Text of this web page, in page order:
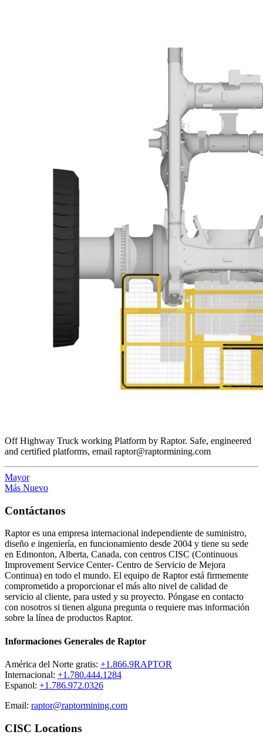
Off Highway Truck working Platform by Raptor. Safe, engineered
and certified platforms, email raptor@raptormining.com
Mayor
Más Nuevo
Contáctanos
Raptor es una empresa internacional independiente de suministro,
diseño e ingeniería, en funcionamiento desde 2004 y tiene su sede
en Edmonton, Alberta, Canada, con centros CISC (Continuous
Improvement Service Center- Centro de Servicio de Mejora
Continua) en todo el mundo. El equipo de Raptor está firmemente
comprometido a proporcionar el más alto nivel de calidad de
servicio al cliente, para usted y su proyecto. Póngase en contacto
con nosotros si tienen alguna pregunta o requiere mas información
sobre la línea de productos Raptor.
Informaciones Generales de Raptor
América del Norte gratis: +1.866.9RAPTOR
Internacional: +1.780.444.1284
Espanol: +1.786.972.0326
Email: raptor@raptormining.com
CISC Locations